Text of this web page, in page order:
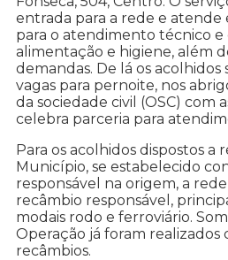
entrada para a rede e atende
para o atendimento técnico e
alimentação e higiene, além
demandas. De lá os acolhidos
vagas para pernoite, nos
da sociedade civil (OSC) com
celebra parceria para
Para os acolhidos dispostos a
Município, se estabelecido
responsável na origem, a
recâmbio responsável,
modais rodo e ferroviário.
Operação já foram realizados
recâmbios.